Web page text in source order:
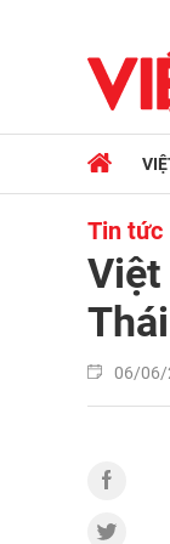
Tin tức
Việt
06/06/